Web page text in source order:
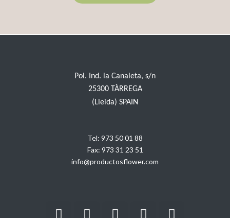
Pol. Ind. la Canaleta, s/n
25300 TÀRREGA
(Lleida) SPAIN
Tel: 973 50 01 88
Fax: 973 31 23 51
info@productosflower.com